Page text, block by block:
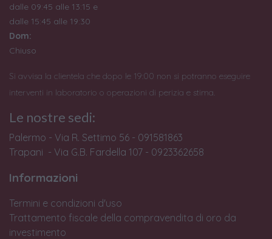
dalle 09:45 alle 13:15 e
dalle 15:45 alle 19:30
Dom:
Chiuso
Si avvisa la clientela che dopo le 19:00 non si potranno eseguire
interventi in laboratorio o operazioni di perizia e stima.
Le nostre sedi:
Palermo - Via R. Settimo 56 - 091581863
Trapani - Via G.B. Fardella 107 - 0923362658
Informazioni
Termini e condizioni d'uso
Trattamento fiscale della compravendita di oro da
investimento